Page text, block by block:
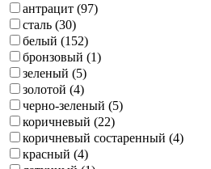
антрацит (97)
сталь (30)
белый (152)
бронзовый (1)
зеленый (5)
золотой (4)
черно-зеленый (5)
коричневый (22)
коричневый состаренный (4)
красный (4)